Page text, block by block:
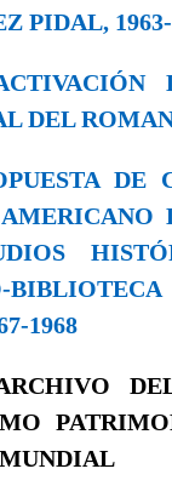
PIDAL,
DEL
DE
1968
DEL